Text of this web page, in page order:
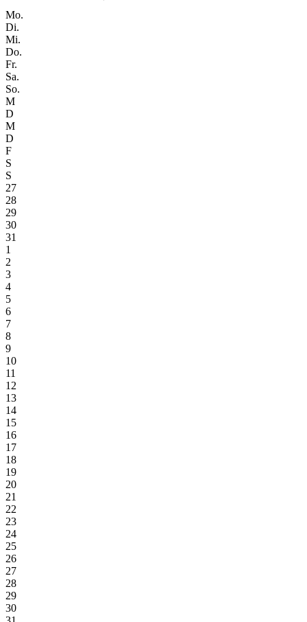
Mo.
Di.
Mi.
Do.
Fr.
Sa.
So.
M
D
M
D
F
S
S
27
28
29
30
31
1
2
3
4
5
6
7
8
9
10
11
12
13
14
15
16
17
18
19
20
21
22
23
24
25
26
27
28
29
30